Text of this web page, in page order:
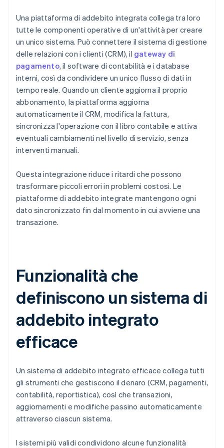
Una piattaforma di addebito integrata collega tra loro
tutte le componenti operative di un'attività per creare
un unico sistema. Può connettere il sistema di gestione
delle relazioni con i clienti (CRM), il gateway di
pagamento, il software di contabilità e i database
interni, così da condividere un unico flusso di dati in
tempo reale. Quando un cliente aggiorna il proprio
abbonamento, la piattaforma aggiorna
automaticamente il CRM, modifica la fattura,
sincronizza l'operazione con il libro contabile e attiva
eventuali cambiamenti nel livello di servizio, senza
interventi manuali.
Questa integrazione riduce i ritardi che possono
trasformare piccoli errori in problemi costosi. Le
piattaforme di addebito integrate mantengono ogni
dato sincronizzato fin dal momento in cui avviene una
transazione.
Funzionalità che
definiscono un sistema di
addebito integrato
efficace
Un sistema di addebito integrato efficace collega tutti
gli strumenti che gestiscono il denaro (CRM, pagamenti,
contabilità, reportistica), così che transazioni,
aggiornamenti e modifiche passino automaticamente
attraverso ciascun sistema.
I sistemi più validi condividono alcune funzionalità